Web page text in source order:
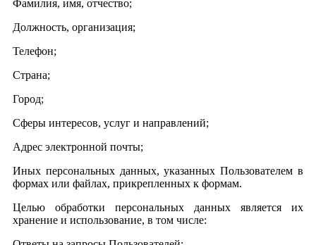
Фамилия, имя, отчество;
Должность, организация;
Телефон;
Страна;
Город;
Сферы интересов, услуг и направлений;
Адрес электронной почты;
Иных персональных данных, указанных Пользователем в
формах или файлах, прикрепленных к формам.
Целью обработки персональных данных является их
хранение и использование, в том числе: